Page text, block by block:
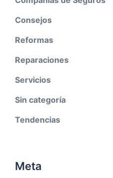
Consejos
Reformas
Reparaciones
Servicios
Sin categoría
Tendencias
Meta